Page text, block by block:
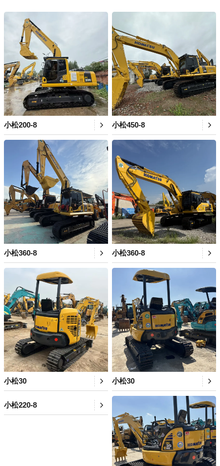
小松200-8 小松450-8
小松360-8 小松360-8
小松30 小松30
小松220-8